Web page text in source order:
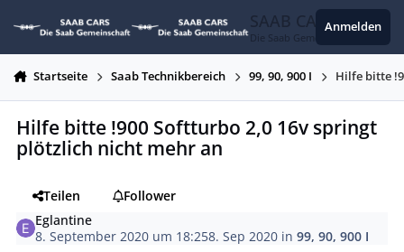
SAAB CARS
Die Saab Gemeinschaft
Anmelden
Startseite Saab Technikbereich 99, 90, 900 I Hilfe bitte
Hilfe bitte !900 Softturbo 2,0 16v springt
plötzlich nicht mehr an
Teilen
Follower
Eglantine
8. September 2020 um 18:258. Sep 2020 in99, 90, 900 I